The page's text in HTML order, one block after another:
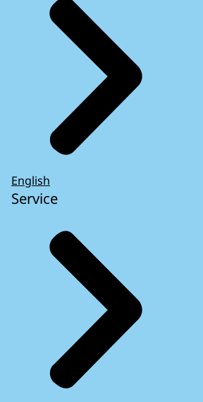
English
Service